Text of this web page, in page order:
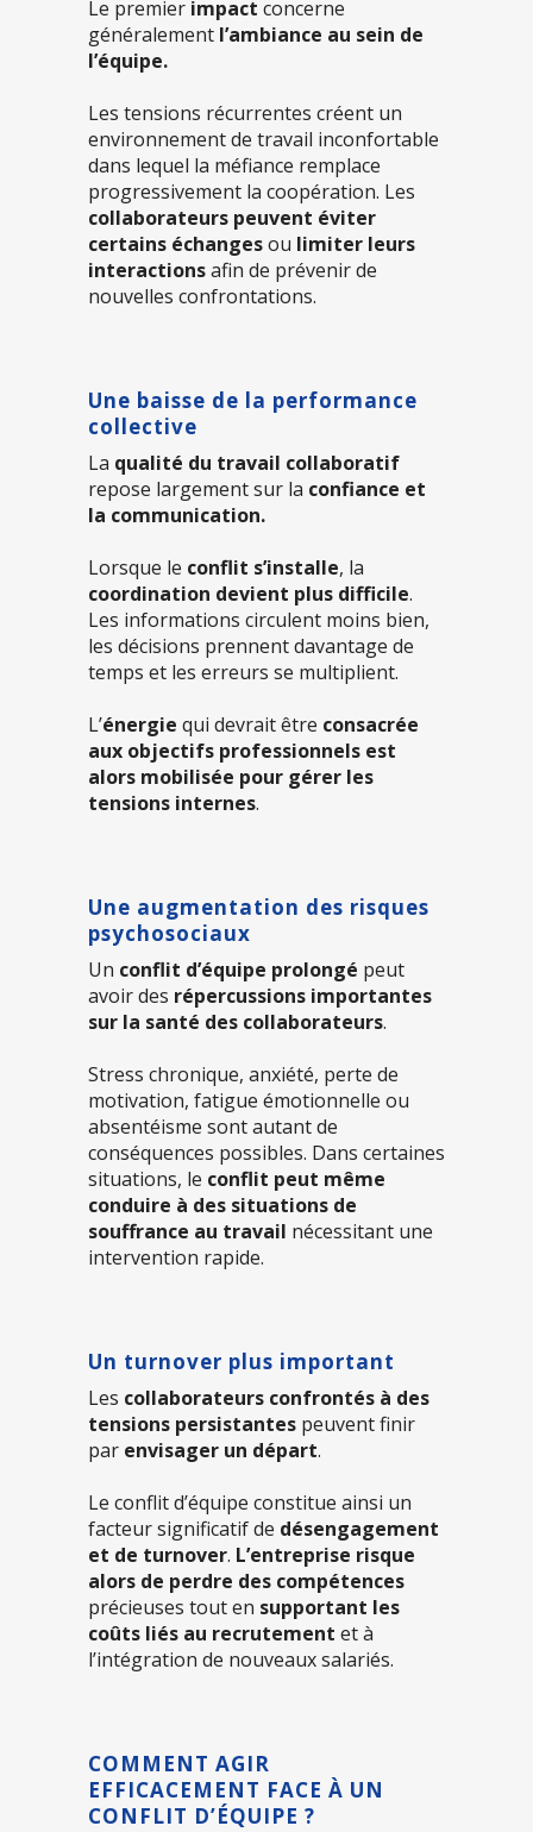
Le premier impact concerne
généralement l’ambiance au sein de
l’équipe.
Les tensions récurrentes créent un
environnement de travail inconfortable
dans lequel la méfiance remplace
progressivement la coopération. Les
collaborateurs peuvent éviter
certains échangesou limiter leurs
interactionsafin de prévenir de
nouvelles confrontations.
Une baisse de la performance
collective
La qualité du travail collaboratif
repose largement sur la confiance et
la communication.
Lorsque le conflit s’installe, la
coordination devient plus difficile.
Les informations circulent moins bien,
les décisions prennent davantage de
temps et les erreurs se multiplient.
L’énergie qui devrait être consacrée
aux objectifs professionnels est
alors mobilisée pour gérer les
tensions internes.
Une augmentation des risques
psychosociaux
Un conflit d’équipe prolongé peut
avoir des répercussions importantes
sur la santé des collaborateurs.
Stress chronique, anxiété, perte de
motivation, fatigue émotionnelle ou
absentéisme sont autant de
conséquences possibles. Dans certaines
situations, le conflit peut même
conduire à des situations de
souffrance au travail nécessitant une
intervention rapide.
Un turnover plus important
Les collaborateurs confrontés à des
tensions persistantes peuvent finir
par envisager un départ.
Le conflit d’équipe constitue ainsi un
facteur significatif de désengagement
et de turnover. L’entreprise risque
alors de perdre des compétences
précieuses tout en supportant les
coûts liés au recrutement et à
l’intégration de nouveaux salariés.
COMMENT AGIR
EFFICACEMENT FACE À UN
CONFLIT D’ÉQUIPE ?